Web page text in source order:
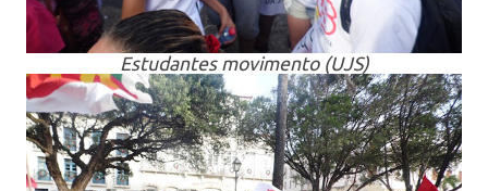
Estudantes movimento (UJS)